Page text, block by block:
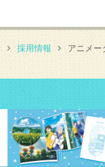
採用情報 アニメ